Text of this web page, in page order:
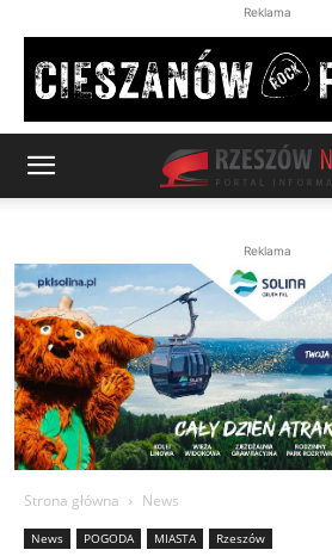
Reklama
Reklama
Strona główna News
News POGODA MIASTA Rzeszów